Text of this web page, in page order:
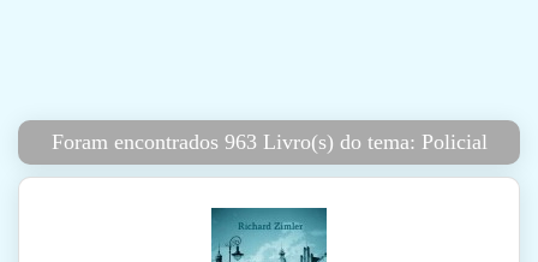
Foram encontrados 963 Livro(s) do tema: Policial